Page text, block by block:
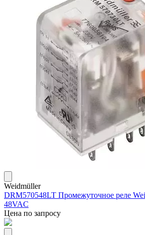
Weidmüller
DRM570548LT Промежуточное реле
48VAC
Цена по запросу